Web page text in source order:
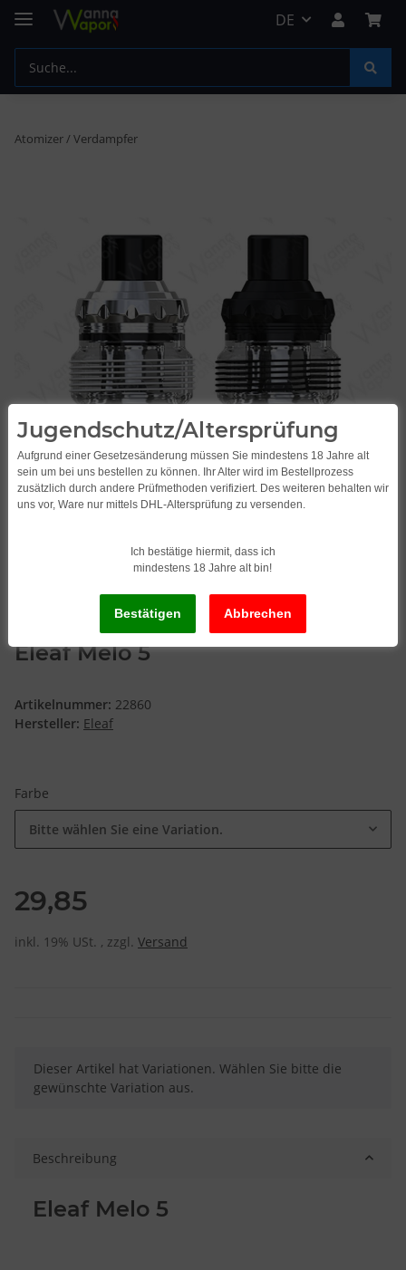
DE
Atomizer / Verdampfer
Eleaf Melo 5
Artikelnummer: 22860
Hersteller: Eleaf
Farbe
Bitte wählen Sie eine Variation.
29,85
inkl. 19% USt. , zzgl. Versand
x
Dieser Artikel hat Variationen. Wählen Sie bitte die
gewünschte Variation aus.
Beschreibung
Eleaf Melo 5
Jugendschutz/Altersprüfung
Aufgrund einer Gesetzesänderung müssen Sie mindestens 18 Jahre alt
sein um bei uns bestellen zu können. Ihr Alter wird im Bestellprozess
zusätzlich durch andere Prüfmethoden verifiziert. Des weiteren behalten wir
uns vor, Ware nur mittels DHL-Altersprüfung zu versenden.
Ich bestätige hiermit, dass ich
mindestens 18 Jahre alt bin!